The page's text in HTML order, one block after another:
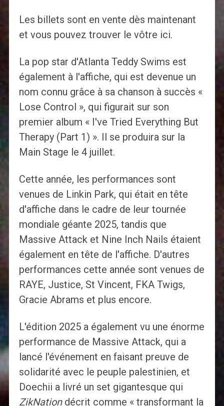
Les billets sont en vente dès maintenant
et vous pouvez trouver le vôtre ici.
La pop star d'Atlanta Teddy Swims est
également à l'affiche, qui est devenue un
nom connu grâce à sa chanson à succès «
Lose Control », qui figurait sur son
premier album « I've Tried Everything But
Therapy (Part 1) ». Il se produira sur la
Main Stage le 4 juillet.
Cette année, les performances sont
venues de Linkin Park, qui était en tête
d'affiche dans le cadre de leur tournée
mondiale géante 2025, tandis que
Massive Attack et Nine Inch Nails étaient
également en tête de l'affiche. D'autres
performances cette année sont venues de
RAYE, Justice, St Vincent, FKA Twigs,
Gracie Abrams et plus encore.
L'édition 2025 a également vu une énorme
performance de Massive Attack, qui a
lancé l'événement en faisant preuve de
solidarité avec le peuple palestinien, et
Doechii a livré un set gigantesque qui
ZikNationdécrit comme « transformant la